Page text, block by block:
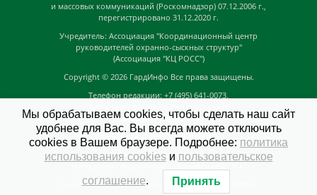
и массовых коммуникаций (Роскомнадзор) 07.12.2006 г.,
перегистрировано 31.12.2020 г.
Учредитель: Ассоциация "Координационный центр
руководителей охранно-сыскных структур"
(Ассоциация "КЦ РОСС")
Copyright © 2026 ГардИнфо Все права защищены.
Телефон редакции: +7 (495) 641-0073,
news@guardinfo.online
Главный редактор: Кузьмин Д.А.
На сайте могут быть размещены
GuardInfo based on Catch Adaptive byCatch Themes
Мы обрабатываем cookies, чтобы сделать наш сайт
удобнее для Вас. Вы всегда можете отключить
cookies в Вашем браузере. Подробнее: политика
использования cookiesи пользовательское
соглашение. Принять